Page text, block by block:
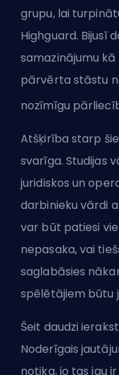
grupu, lai
Highguard. Bijusī
samazinājumu
pārvērta stāstu
nozīmīgu
Atšķirība starp
svarīga. Studijas
juridiskos un
darbinieku vārdi
var būt patiesi
nepasaka, vai
saglabāsies
spēlētājiem būtu
Šeit daudzi
Noderīgais
notika, jo tas jau